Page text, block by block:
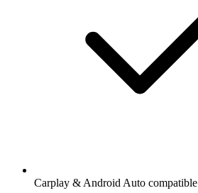
Carplay & Android Auto compatible